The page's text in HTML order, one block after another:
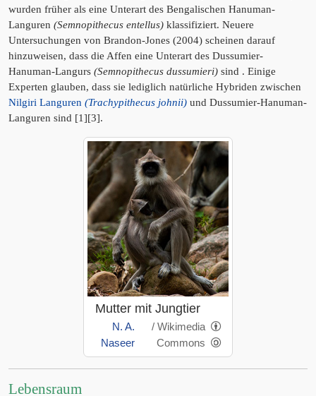
wurden früher als eine Unterart des Bengalischen Hanuman-
Languren (Semnopithecus entellus) klassifiziert. Neuere
Untersuchungen von Brandon-Jones (2004) scheinen darauf
hinzuweisen, dass die Affen eine Unterart des Dussumier-
Hanuman-Langurs (Semnopithecus dussumieri) sind . Einige
Experten glauben, dass sie lediglich natürliche Hybriden zwischen
Nilgiri Languren (Trachypithecus johnii) und Dussumier-Hanuman-
Languren sind [1][3].
Mutter mit Jungtier
N. A.
Naseer
/ Wikimedia
Commons
Lebensraum